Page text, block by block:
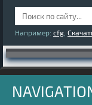
Например: cfg